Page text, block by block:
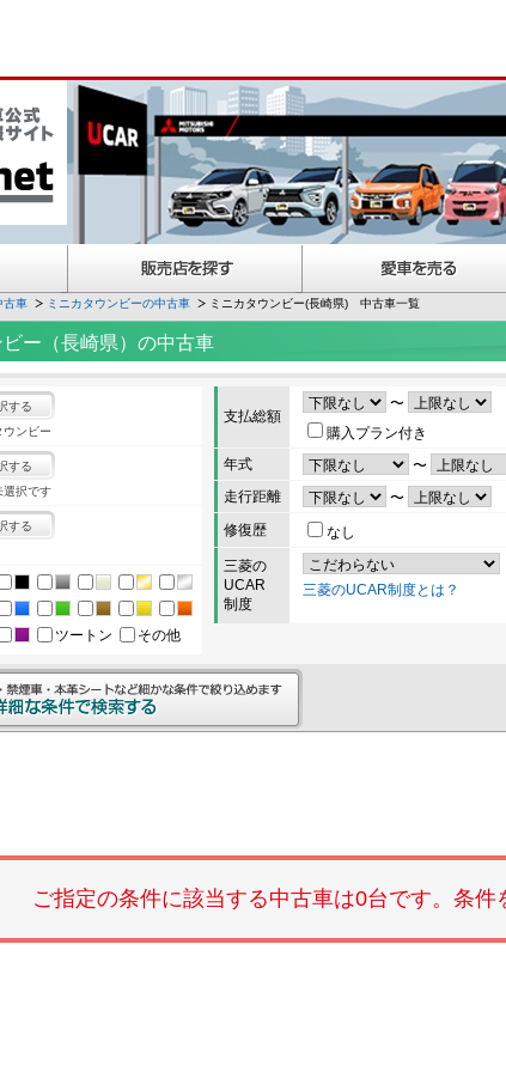
古車 ミニカタウンビーの中古車 ミニカタウンビー(長崎県) 中古車一覧
ー（長崎県）の中古車
する
ウンビー
する
択です
する
ツートン
その他
支払総額
〜
購入プラン付き
年式
〜
走行距離
〜
修復歴
なし
三菱の
UCAR
制度
三菱のUCAR制度とは？
ご指定の条件に該当する中古車は0台です。条件